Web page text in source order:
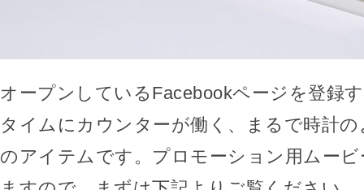
オープンしているFacebookページを登録
タイムにカウンターが働く、まるで時計
のアイテムです。プロモーション用ムー